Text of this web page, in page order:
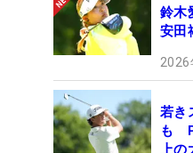
鈴木
安田
2026
若き
も
上